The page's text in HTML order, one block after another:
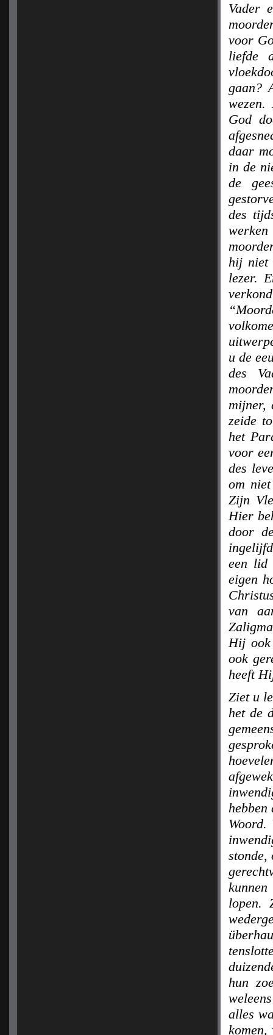
Vader
voor
liefde
gaan?
wezen.
God
daar
in de
de
des
hij niet
lezer.
u de
des
mijner,
zeide
het
voor
des
om
Zijn
Hier
door
een lid
eigen
van
Hij ook
ook
heeft
Ziet u
het de
hebben
lopen.
hun
alles